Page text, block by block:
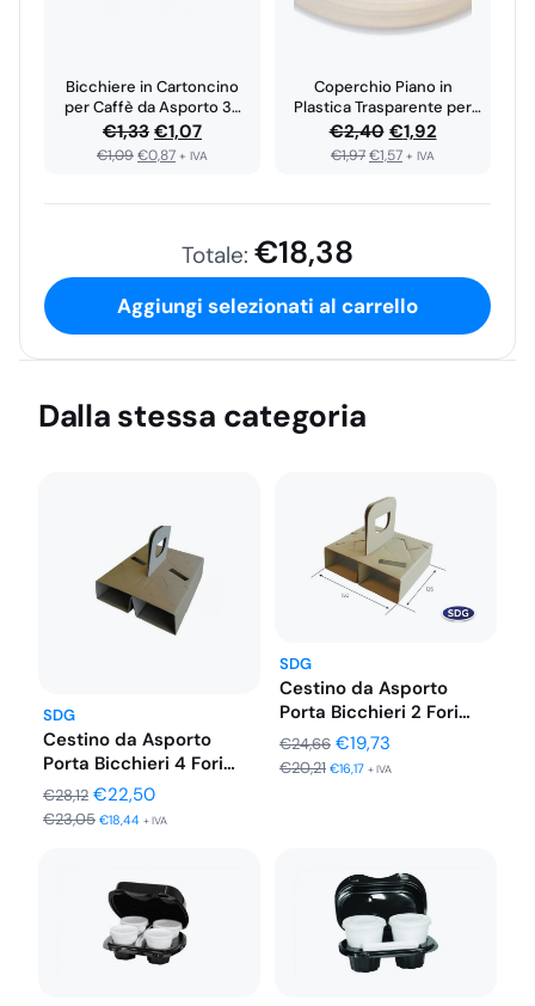
Bicchiere in Cartoncino
per Caffè da Asporto 3…
€1,33 Il
prezzo
€1,33.
€1,07Il
prezzo
€1,07.
€1,09€0,87 + IVA
Coperchio Piano in
Plastica Trasparente per
Bicchieri 3…
€2,40 Il
prezzo
€1,92Il
€1,97€1,57 + IVA
Totale: €18,38
Aggiungi selezionati al carrello
Dalla stessa categoria
SDG
Cestino da Asporto
Porta Bicchieri 4 Fori
con…
€28,12 Il
prezzo
era:
€28,12.
€22,50Il
prezzo
è:
€22,50.
€23,05 €18,44 + IVA
SDG
Cestino da Asporto
Porta Bicchieri 2 Fori
con…
€24,66 Il
prezzo
€19,73
prezzo
€20,21 €16,17 + IVA